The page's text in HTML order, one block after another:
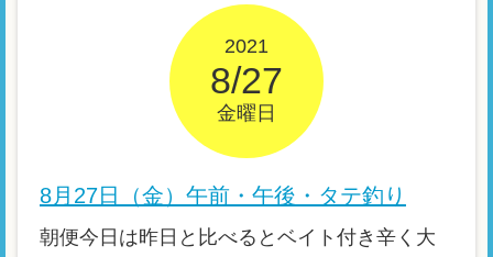
2021
8/27
金曜日
8月27日（金）午前・午後・タテ釣り
朝便今日は昨日と比べるとベイト付き辛く大